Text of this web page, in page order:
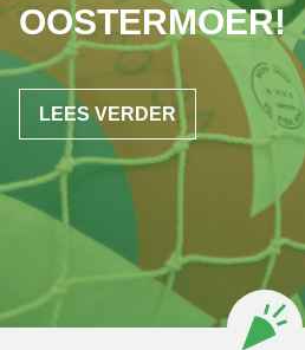
OOSTERMOER!
LEES VERDER